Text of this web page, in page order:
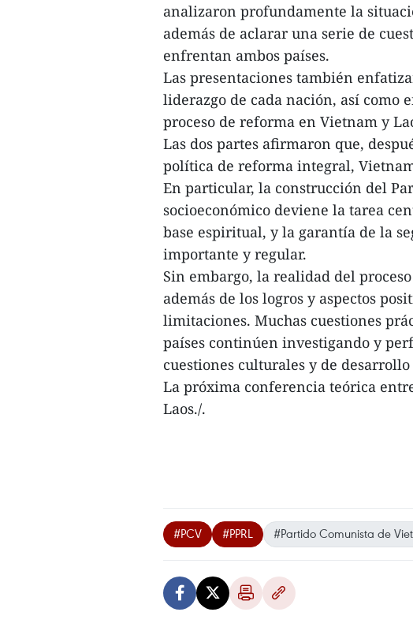
analizaron profundamente la
además de aclarar una serie de
enfrentan ambos países.
Las presentaciones también
liderazgo de cada nación, así como
proceso de reforma en Vietnam y
Las dos partes afirmaron que,
política de reforma integral,
En particular, la construcción del
socioeconómico deviene la tarea
base espiritual, y la garantía de la
importante y regular.
Sin embargo, la realidad del
además de los logros y aspectos
limitaciones. Muchas cuestiones
países continúen investigando y
cuestiones culturales y de
La próxima conferencia teórica
Laos./.
#PCV #PPRL #Partido Comunista de